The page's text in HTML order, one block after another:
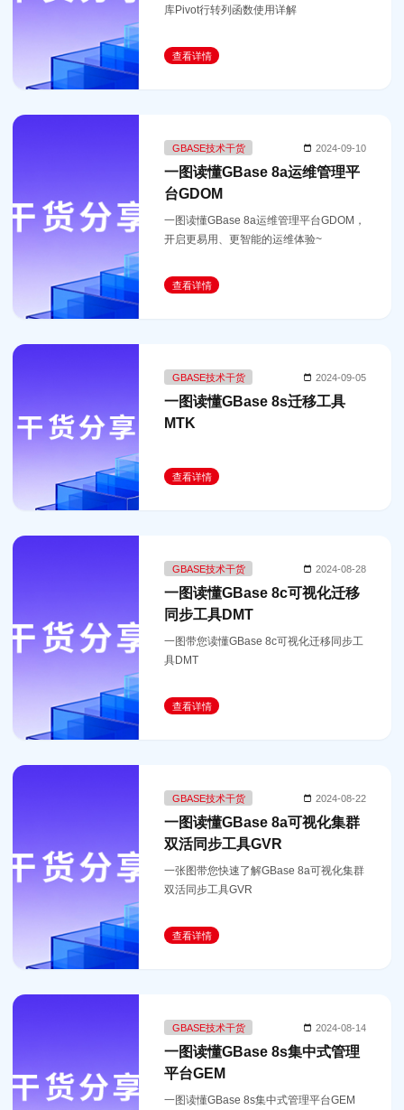
库Pivot行转列函数使用详解
查看详情
GBASE技术干货 2024-09-10
一图读懂GBase 8a运维管理平
台GDOM
一图读懂GBase 8a运维管理平台GDOM，
开启更易用、更智能的运维体验~
查看详情
GBASE技术干货 2024-09-05
一图读懂GBase 8s迁移工具
MTK
查看详情
GBASE技术干货 2024-08-28
一图读懂GBase 8c可视化迁移
同步工具DMT
一图带您读懂GBase 8c可视化迁移同步工
具DMT
查看详情
GBASE技术干货 2024-08-22
一图读懂GBase 8a可视化集群
双活同步工具GVR
一张图带您快速了解GBase 8a可视化集群
双活同步工具GVR
查看详情
GBASE技术干货 2024-08-14
一图读懂GBase 8s集中式管理
平台GEM
一图读懂GBase 8s集中式管理平台GEM